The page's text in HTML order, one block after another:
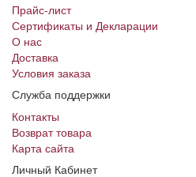
Прайс-лист
Сертификаты и Декларации
О нас
Доставка
Условия заказа
Служба поддержки
Контакты
Возврат товара
Карта сайта
Личный Кабинет